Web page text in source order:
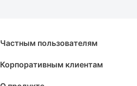
Частным пользователям
Корпоративным клиентам